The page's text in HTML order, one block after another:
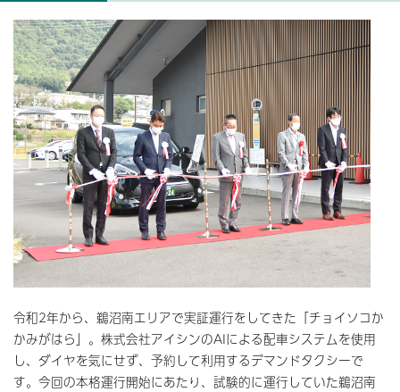
令和2年から、鵜沼南エリアで実証運行をしてきた「チョイソコか
かみがはら」。株式会社アイシンのAIによる配車システムを使用
し、ダイヤを気にせず、予約して利用するデマンドタクシーで
す。今回の本格運行開始にあたり、試験的に運行していた鵜沼南